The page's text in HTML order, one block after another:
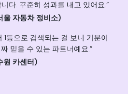
다. 꾸준히 성과를 내고 있어요.”
울 자동차 정비소)
1등으로 검색되는 걸 보니 기분이
믿을 수 있는 파트너예요.”
원 카센터)